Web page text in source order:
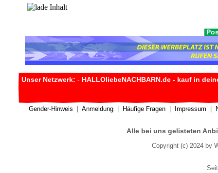
Unser Netzwerk: - HALLOliebeNACHBARN.de - kauf in
Gender-Hinweis Anmeldung| Häufige Fragen| Impressum
Alle bei uns gelisteten
Copyright (c) 2024 by